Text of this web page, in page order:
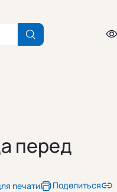
перед
печати Поделиться